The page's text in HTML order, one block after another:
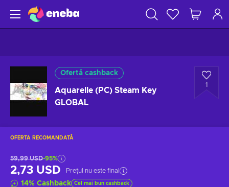
Ofertă cashback
Aquarelle (PC) Steam Key
GLOBAL
1
OFERTA RECOMANDATĂ
59,99 USD-95%
2,73 USD Prețul nu este final
14% Cashback Cel mai bun cashback